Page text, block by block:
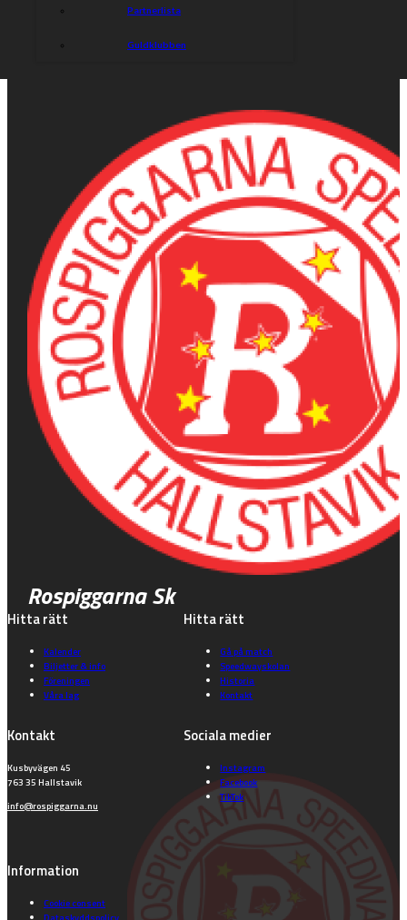
Partnerlista
Guldklubben
Rospiggarna Sk
Hitta rätt
Kalender
Biljetter & info
Föreningen
Våra lag
Hitta rätt
Gå på match
Speedwayskolan
Historia
Kontakt
Kontakt
Kusbyvägen 45
763 35 Hallstavik
info@rospiggarna.nu
Sociala medier
Instagram
Facebook
TikTok
Information
Cookie consent
Dataskyddspolicy